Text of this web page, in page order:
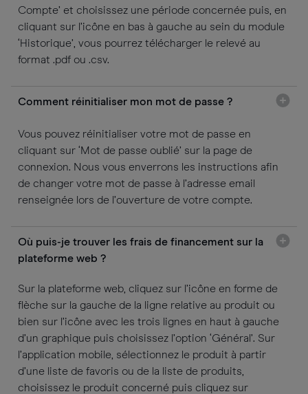
Compte’ et choisissez une période concernée puis, en
cliquant sur l’icône en bas à gauche au sein du module
‘Historique’, vous pourrez télécharger le relevé au
format .pdf ou .csv.
Comment réinitialiser mon mot de passe ?
Vous pouvez réinitialiser votre mot de passe en
cliquant sur ‘Mot de passe oublié’ sur la page de
connexion. Nous vous enverrons les instructions afin
de changer votre mot de passe à l’adresse email
renseignée lors de l’ouverture de votre compte.
Où puis-je trouver les frais de financement sur la
plateforme web ?
Sur la plateforme web, cliquez sur l’icône en forme de
flèche sur la gauche de la ligne relative au produit ou
bien sur l’icône avec les trois lignes en haut à gauche
d’un graphique puis choisissez l’option ‘Général’. Sur
l’application mobile, sélectionnez le produit à partir
d’une liste de favoris ou de la liste de produits,
choisissez le produit concerné puis cliquez sur